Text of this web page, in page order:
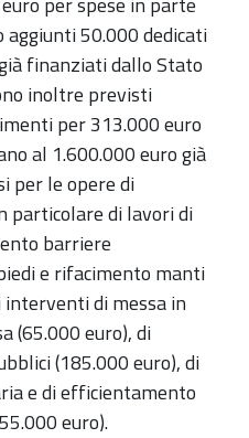
50.000 dedicati
finanziati dallo Stato
inoltre previsti
per 313.000 euro
al 1.600.000 euro già
per le opere di
particolare di lavori di
barriere
e rifacimento manti
di messa in
(65.000 euro), di
(185.000 euro), di
e di efficientamento
euro).